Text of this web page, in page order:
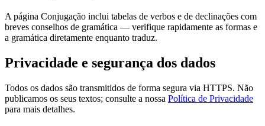
A página Conjugação inclui tabelas de verbos e de declinações com
breves conselhos de gramática — verifique rapidamente as formas e
a gramática diretamente enquanto traduz.
Privacidade e segurança dos dados
Todos os dados são transmitidos de forma segura via HTTPS. Não
publicamos os seus textos; consulte a nossa Política de Privacidade
para mais detalhes.